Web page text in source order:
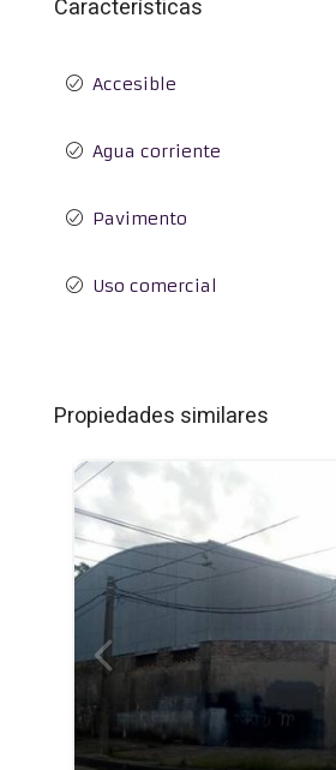
Características
Accesible
Agua corriente
Pavimento
Uso comercial
Propiedades similares